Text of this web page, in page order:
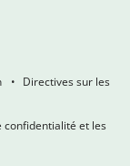
Directives sur les
confidentialité et les